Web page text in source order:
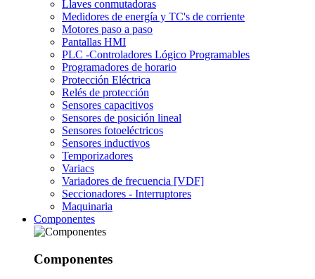
Llaves conmutadoras
Medidores de energía y TC's de corriente
Motores paso a paso
Pantallas HMI
PLC -Controladores Lógico Programables
Programadores de horario
Protección Eléctrica
Relés de protección
Sensores capacitivos
Sensores de posición lineal
Sensores fotoeléctricos
Sensores inductivos
Temporizadores
Variacs
Variadores de frecuencia [VDF]
Seccionadores - Interruptores
Maquinaria
Componentes
Componentes